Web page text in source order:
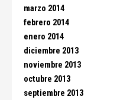
marzo 2014
febrero 2014
enero 2014
diciembre 2013
noviembre 2013
octubre 2013
septiembre 2013